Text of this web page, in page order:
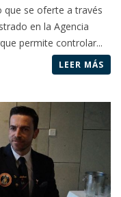
que se oferte a través
en la Agencia
permite controlar...
LEER MÁS